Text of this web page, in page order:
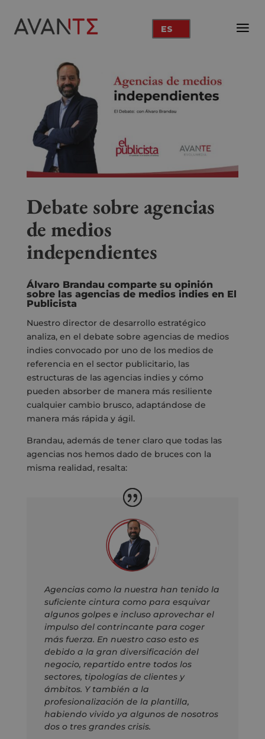
ES
Debate sobre agencias
de medios
independientes
Álvaro Brandau comparte su opinión
sobre las agencias de medios indies en El
Publicista
Nuestro director de desarrollo estratégico
analiza, en el debate sobre agencias de medios
indies convocado por uno de los medios de
referencia en el sector publicitario, las
estructuras de las agencias indies y cómo
pueden absorber de manera más resiliente
cualquier cambio brusco, adaptándose de
manera más rápida y ágil.
Brandau, además de tener claro que todas las
agencias nos hemos dado de bruces con la
misma realidad, resalta:
Agencias como la nuestra han tenido la
suficiente cintura como para esquivar
algunos golpes e incluso aprovechar el
impulso del contrincante para coger
más fuerza. En nuestro caso esto es
debido a la gran diversificación del
negocio, repartido entre todos los
sectores, tipologías de clientes y
ámbitos. Y también a la
profesionalización de la plantilla,
habiendo vivido ya algunos de nosotros
dos o tres grandes crisis.